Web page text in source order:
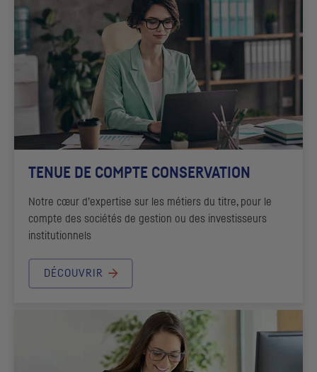
TENUE DE COMPTE CONSERVATION
Notre cœur d’expertise sur les métiers du titre, pour le
compte des sociétés de gestion ou des investisseurs
institutionnels
DÉCOUVRIR